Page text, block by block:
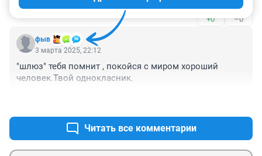
+0 –0
фыв
3 марта 2025, 22:12
"шлюз" тебя помнит , покойся с миром хороший
человек.Твой однокласник.
Читать все комментарии